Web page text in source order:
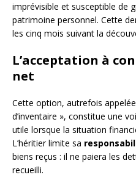
imprévisible et susceptible de
patrimoine personnel. Cette
les cinq mois suivant la
L’acceptation à
net
Cette option, autrefois
d’inventaire », constitue une
utile lorsque la situation
L’héritier limite sa
biens reçus : il ne paiera les
recueilli.